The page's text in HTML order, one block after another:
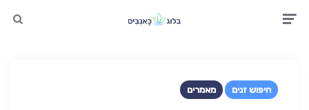
חיפוש זנים מאמרים